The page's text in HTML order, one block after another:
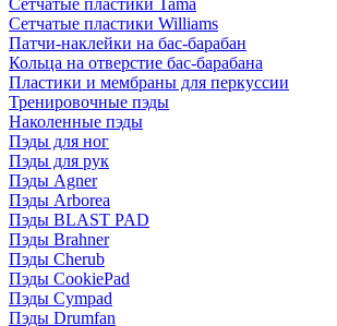
Сетчатые пластики Tama
Сетчатые пластики Williams
Патчи-наклейки на бас-барабан
Кольца на отверстие бас-барабана
Пластики и мембраны для перкуссии
Тренировочные пэды
Наколенные пэды
Пэды для ног
Пэды для рук
Пэды Agner
Пэды Arborea
Пэды BLAST PAD
Пэды Brahner
Пэды Cherub
Пэды CookiePad
Пэды Cympad
Пэды Drumfan